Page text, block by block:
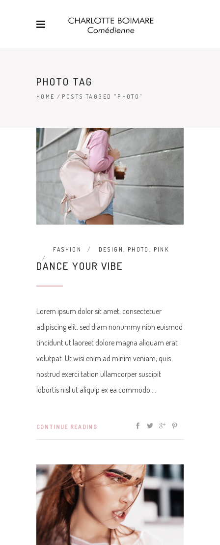
PHOTO TAG
HOME / POSTS TAGGED "PHOTO"
FASHION DESIGN PHOTO PINK
DANCE YOUR VIBE
Lorem ipsum dolor sit amet, consectetuer
adipiscing elit, sed diam nonummy nibh euismod
tincidunt ut laoreet dolore magna aliquam erat
volutpat. Ut wisi enim ad minim veniam, quis
nostrud exerci tation ullamcorper suscipit
lobortis nisl ut aliquip ex ea commodo
CONTINUE READING